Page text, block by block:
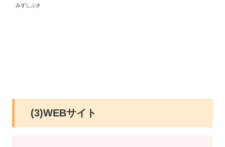
みずしぶき
(3)WEBサイト